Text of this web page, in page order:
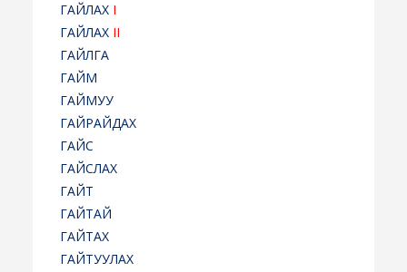
ГАЙЛАХ I
ГАЙЛАХ II
ГАЙЛГА
ГАЙМ
ГАЙМУУ
ГАЙРАЙДАХ
ГАЙС
ГАЙСЛАХ
ГАЙТ
ГАЙТАЙ
ГАЙТАХ
ГАЙТУУЛАХ